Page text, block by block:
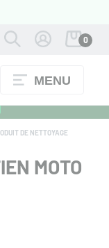
0
MENU
L'ACHAT D'UNE
DE NETTOYAGE
MOTO